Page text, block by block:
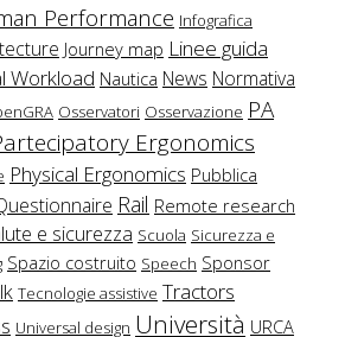
Performance Infografica
Journey map Linee guida
Workload Nautica News Normativa
Osservatori Osservazione PA
Ergonomics
Physical Ergonomics Pubblica
Rail Remote research
e sicurezza Scuola Sicurezza e
Spazio costruito Speech Sponsor
Tecnologie assistive Tractors
Universal design Università URCA